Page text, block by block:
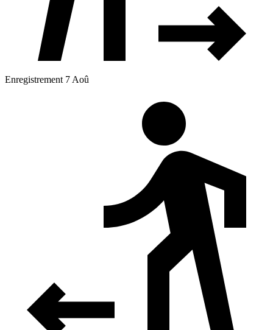
Enregistrement 7 Aoû